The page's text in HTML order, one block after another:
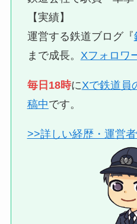
【実績】
運営する鉄道ブログ『
まで成長。 Xフォロワ
毎日18時にXで鉄道員
稿中です。
>>詳しい経歴・運営